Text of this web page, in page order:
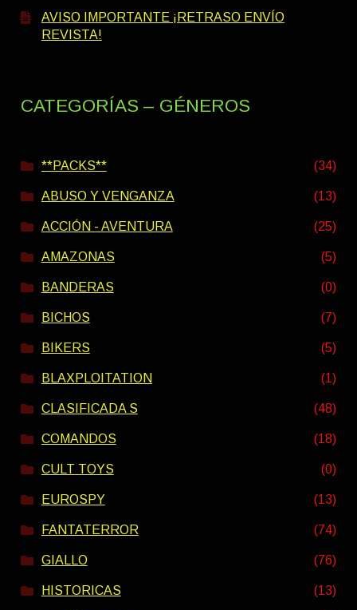
AVISO IMPORTANTE ¡RETRASO ENVÍO
REVISTA!
CATEGORÍAS – GÉNEROS
**PACKS** (34)
ABUSO Y VENGANZA (13)
ACCIÓN - AVENTURA (25)
AMAZONAS (5)
BANDERAS (0)
BICHOS (7)
BIKERS (5)
BLAXPLOITATION (1)
CLASIFICADA S (48)
COMANDOS (18)
CULT TOYS (0)
EUROSPY (13)
FANTATERROR (74)
GIALLO (76)
HISTORICAS (13)